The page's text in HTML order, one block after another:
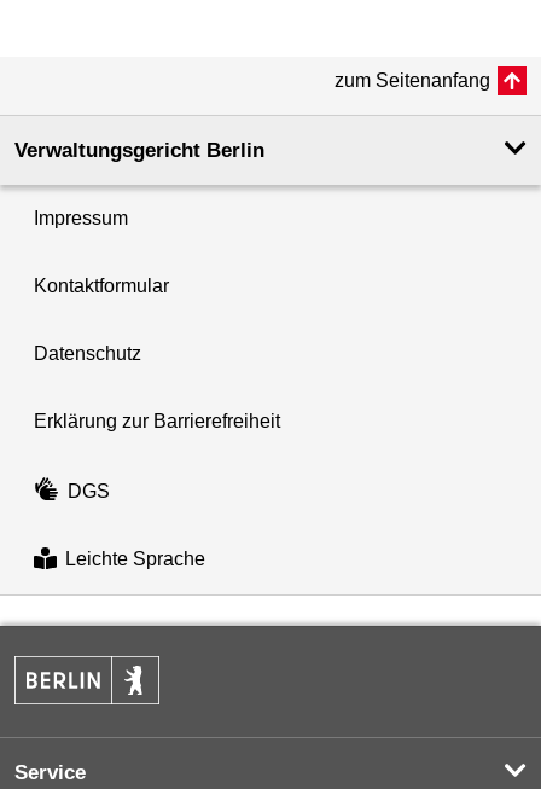
zum Seitenanfang
Verwaltungsgericht Berlin
Impressum
Kontaktformular
Datenschutz
Erklärung zur Barrierefreiheit
DGS
Leichte Sprache
Service